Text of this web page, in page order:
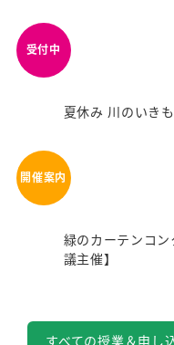
夏休み 川のいき
緑のカーテンコ
議主催】
すべての授業＆申し